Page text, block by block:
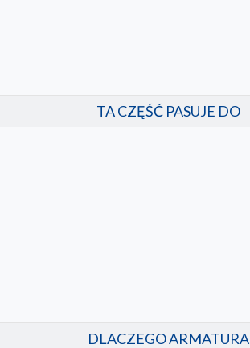
TA CZĘŚĆ PASUJE DO
DLACZEGO ARMATURA